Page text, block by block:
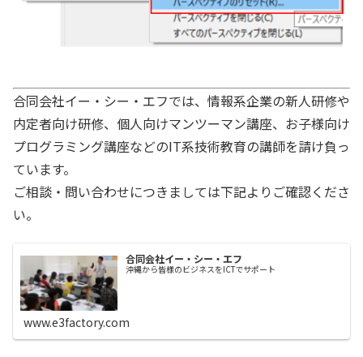
合同会社イー・シー・エフでは、情報系企業の新人研修や
内定者向け研修、個人向けマンツーマン講座、お子様向け
プログラミング講座などのIT系技術教育の講師を請け負っ
ています。
ご相談・問い合わせにつきましては下記よりご確認くださ
い。
合同会社イー・シー・エフ
沖縄から皆様のビジネスをICTでサポート
www.e3factory.com